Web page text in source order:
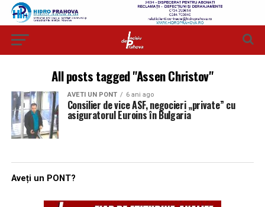
All posts tagged "Assen Christov"
AVETI UN PONT 6 ani ago
Consilier de vice ASF, negocieri „private” cu
asiguratorul Euroins în Bulgaria
Aveți un PONT?